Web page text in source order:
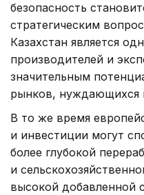
безопасность
стратегическим
Казахстан является
производителей и
значительным
рынков, нуждающихся
В то же время
и инвестиции могут
более глубокой
и
высокой добавленной